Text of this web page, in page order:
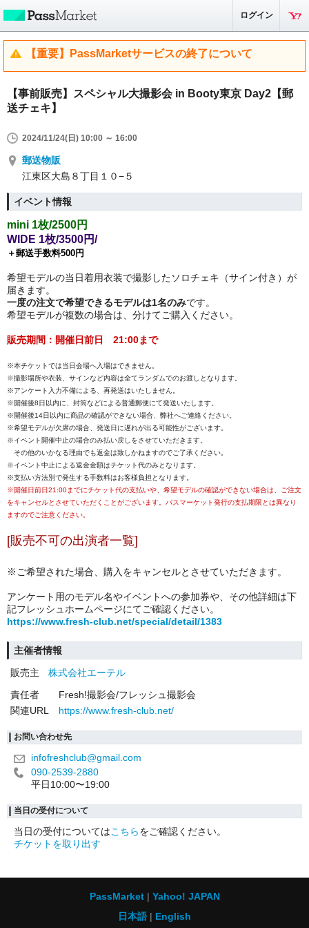
ログイン
【重要】PassMarketサービスの終了について
【事前販売】スペシャル大撮影会 in Booty東京 Day2【郵
送チェキ】
2024/11/24(日) 10:00 ～ 16:00
郵送物販
江東区大島８丁目１０−５
イベント情報
mini 1枚/2500円
WIDE 1枚/3500円/
＋郵送手数料500円
希望モデルの当日着用衣装で撮影したソロチェキ（サイン付き）が
届きます。
一度の注文で希望できるモデルは1名のみです。
希望モデルが複数の場合は、分けてご購入ください。
販売期間：開催日前日 21:00まで
※本チケットでは当日会場へ入場はできません。
※撮影場所や衣装、サインなど内容は全てランダムでのお渡しとなります。
※アンケート入力不備による、再発送はいたしません。
※開催後8日以内に、封筒などによる普通郵便にて発送いたします。
※開催後14日以内に商品の確認ができない場合、弊社へご連絡ください。
※希望モデルが欠席の場合、発送日に遅れが出る可能性がございます。
※イベント開催中止の場合のみ払い戻しをさせていただきます。
その他のいかなる理由でも返金は致しかねますのでご了承ください。
※イベント中止による返金金額はチケット代のみとなります。
※支払い方法別で発生する手数料はお客様負担となります。
※開催日前日21:00までにチケット代の支払いや、希望モデルの確認ができない場合は、ご注文
をキャンセルとさせていただくことがございます。パスマーケット発行の支払期限とは異なり
ますのでご注意ください。
[販売不可の出演者一覧]
※ご希望された場合、 購入をキャンセルとさせていただきます。
アンケート用のモデル名やイベントへの参加券や、その他詳細は下
記フレッシュホームページにてご確認ください。
https://www.fresh-club.net/special/detail/1383
主催者情報
販売主
株式会社エーテル
責任者
Fresh!撮影会/フレッシュ撮影会
関連URL
https://www.fresh-club.net/
お問い合わせ先
infofreshclub@gmail.com
090-2539-2880
平日10:00〜19:00
当日の受付について
当日の受付についてはこちらをご確認ください。
チケットを取り出す
PassMarket
Yahoo! JAPAN
日本語
English